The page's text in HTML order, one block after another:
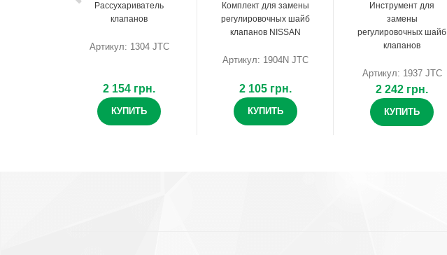
Рассухариватель
клапанов
Артикул: 1304 JTC
2 154 грн.
КУПИТЬ
Комплект для замены
регулировочных шайб
клапанов NISSAN
Артикул: 1904N JTC
2 105 грн.
КУПИТЬ
Инструмент для
замены
регулировочных шайб
клапанов
Артикул: 1937 JTC
2 242 грн.
КУПИТЬ